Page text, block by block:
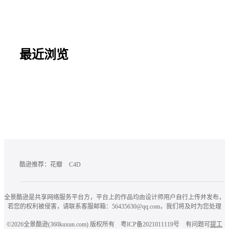
最近浏览
酷逊推荐： 花瓣 C4D
全景酷逊是共享网络服务平台方，平台上的作品均由设计师用户自行上传并发布，
若您的权利被侵害，请联系客服邮箱：56435630@qq.com，我们将及时为您处理
©2026全景酷逊(360kuxun.com) 版权所有 粤ICP备2021011119号 有问题可 提工